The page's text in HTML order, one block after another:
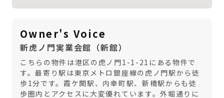
Owner's Voice
新虎ノ門実業会館（新館）
こちらの物件は港区の虎ノ門1-1-21にある物件で
す。最寄り駅は東京メトロ銀座線の虎ノ門駅から徒
歩1分です。霞ケ関駅、内幸町駅、新橋駅からも徒
歩圏内とアクセスに大変優れています。外堀通りに